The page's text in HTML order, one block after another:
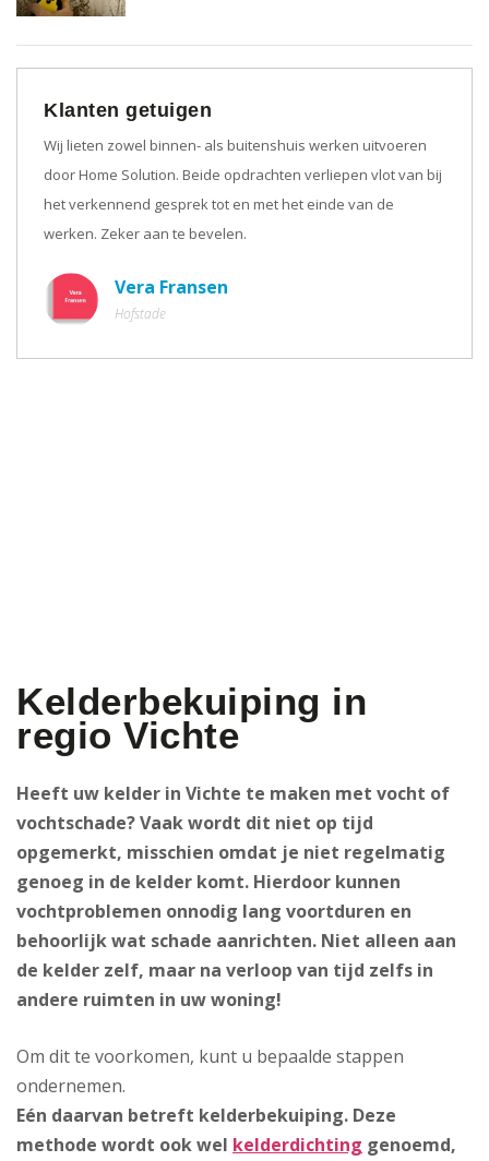
Klanten getuigen
Wij lieten zowel binnen- als buitenshuis werken uitvoeren
door Home Solution. Beide opdrachten verliepen vlot van bij
het verkennend gesprek tot en met het einde van de
werken. Zeker aan te bevelen.
Vera Fransen
Hofstade
Kelderbekuiping in
regio Vichte
Heeft uw kelder in Vichte te maken met vocht of
vochtschade? Vaak wordt dit niet op tijd
opgemerkt, misschien omdat je niet regelmatig
genoeg in de kelder komt. Hierdoor kunnen
vochtproblemen onnodig lang voortduren en
behoorlijk wat schade aanrichten. Niet alleen aan
de kelder zelf, maar na verloop van tijd zelfs in
andere ruimten in uw woning!
Om dit te voorkomen, kunt u bepaalde stappen
ondernemen.
Eén daarvan betreft kelderbekuiping. Deze
methode wordt ook wel kelderdichting genoemd,